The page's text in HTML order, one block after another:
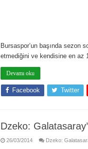
Bursaspor’un başında sezon
etmediğini ve kendisine en az
Devamı oku
Facebook Twitter
Dzeko:
26/03/2014 Dzeko: